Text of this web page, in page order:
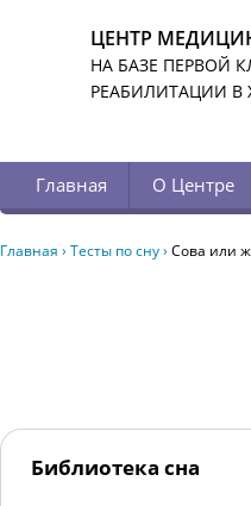
ЦЕНТР
НА БАЗЕ ПЕРВОЙ
РЕАБИЛИТАЦИИ В
Главная О Центре
Главная › Тесты по сну› Сова или
Библиотека сна